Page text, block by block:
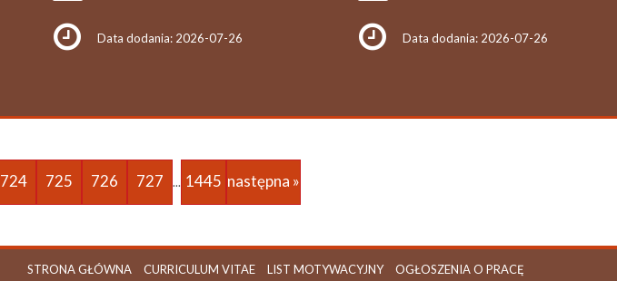
Data dodania: 2026-07-26 Data dodania: 2026-07-26
724 725 726 727 ... 1445 następna »
STRONA GŁÓWNA CURRICULUM VITAE LIST MOTYWACYJNY OGŁOSZENIA O PRACĘ